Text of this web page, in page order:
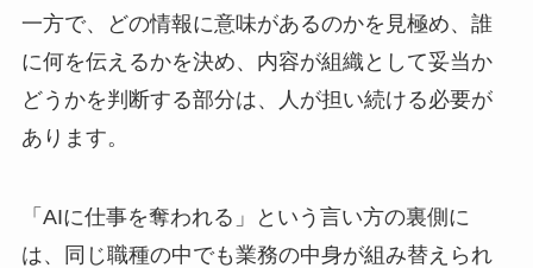
一方で、どの情報に意味があるのかを見極め、誰
に何を伝えるかを決め、内容が組織として妥当か
どうかを判断する部分は、人が担い続ける必要が
あります。
「AIに仕事を奪われる」という言い方の裏側に
は、同じ職種の中でも業務の中身が組み替えられ